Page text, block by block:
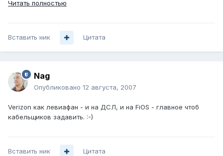
Читать полностью
Вставить ник Цитата
Nag
Опубликовано 12 августа, 2007
Verizon как левиафан - и на ДСЛ, и на FiOS - главное чтоб
кабельщиков задавить. :-)
Вставить ник Цитата